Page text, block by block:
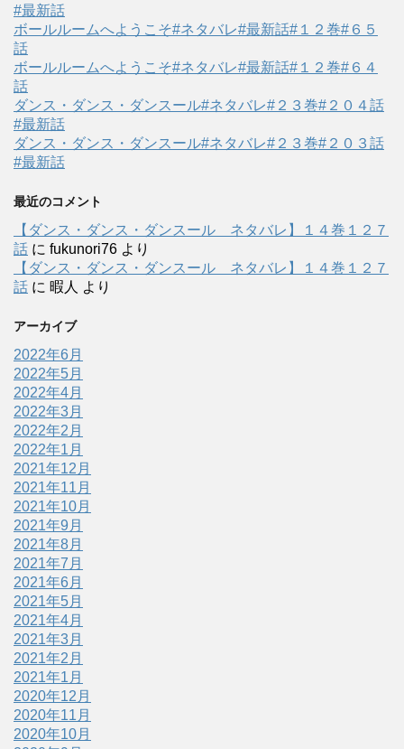
#最新話
ボールルームへようこそ#ネタバレ#最新話#１２巻#６５
話
ボールルームへようこそ#ネタバレ#最新話#１２巻#６４
話
ダンス・ダンス・ダンスール#ネタバレ#２３巻#２０４話
#最新話
ダンス・ダンス・ダンスール#ネタバレ#２３巻#２０３話
#最新話
最近のコメント
【ダンス・ダンス・ダンスール ネタバレ】１４巻１２７
話 に fukunori76 より
【ダンス・ダンス・ダンスール ネタバレ】１４巻１２７
話 に 暇人 より
アーカイブ
2022年6月
2022年5月
2022年4月
2022年3月
2022年2月
2022年1月
2021年12月
2021年11月
2021年10月
2021年9月
2021年8月
2021年7月
2021年6月
2021年5月
2021年4月
2021年3月
2021年2月
2021年1月
2020年12月
2020年11月
2020年10月